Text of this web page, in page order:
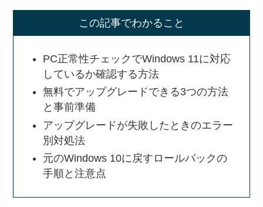
この記事でわかること
PC正常性チェックでWindows 11に対応
しているか確認する方法
無料でアップグレードできる3つの方法
と事前準備
アップグレードが失敗したときのエラー
別対処法
元のWindows 10に戻すロールバックの
手順と注意点